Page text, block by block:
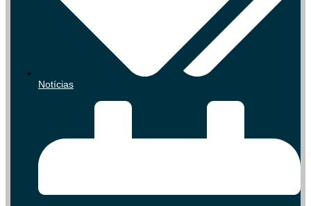
Notícias